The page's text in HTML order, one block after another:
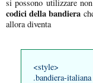
si possono utilizzare
codici della bandiera
allora diventa
<style>
.bandiera-